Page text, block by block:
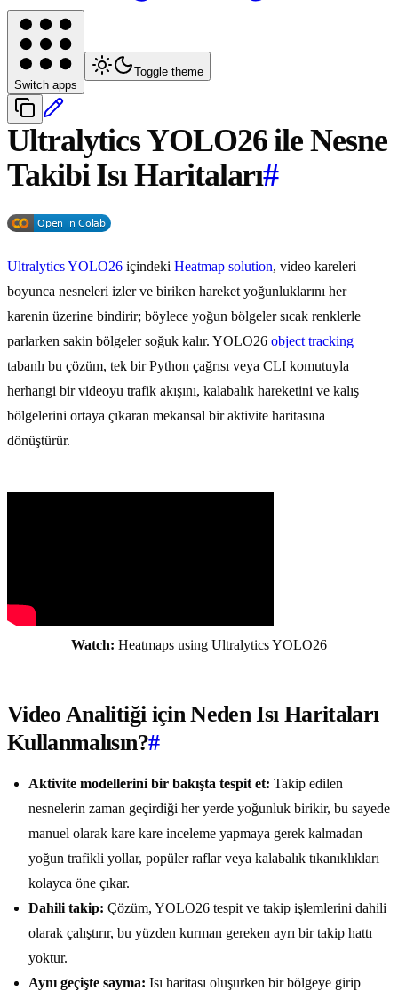
Switch apps
Toggle theme
Ultralytics YOLO26 ile Nesne
Takibi Isı Haritaları#
Ultralytics YOLO26 içindeki Heatmap solution, video kareleri
boyunca nesneleri izler ve biriken hareket yoğunluklarını her
karenin üzerine bindirir; böylece yoğun bölgeler sıcak renklerle
parlarken sakin bölgeler soğuk kalır. YOLO26 object tracking
tabanlı bu çözüm, tek bir Python çağrısı veya CLI komutuyla
herhangi bir videoyu trafik akışını, kalabalık hareketini ve kalış
bölgelerini ortaya çıkaran mekansal bir aktivite haritasına
dönüştürür.
Watch: Heatmaps using Ultralytics YOLO26
Video Analitiği için Neden Isı Haritaları
Kullanmalısın?#
Aktivite modellerini bir bakışta tespit et: Takip edilen
nesnelerin zaman geçirdiği her yerde yoğunluk birikir, bu sayede
manuel olarak kare kare inceleme yapmaya gerek kalmadan
yoğun trafikli yollar, popüler raflar veya kalabalık tıkanıklıkları
kolayca öne çıkar.
Dahili takip: Çözüm, YOLO26 tespit ve takip işlemlerini dahili
olarak çalıştırır, bu yüzden kurman gereken ayrı bir takip hattı
yoktur.
Aynı geçişte sayma: Isı haritası oluşurken bir bölgeye girip